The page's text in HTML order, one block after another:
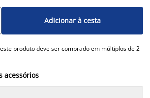
Adicionar à cesta
produto deve ser comprado em múltiplos de 2
acessórios